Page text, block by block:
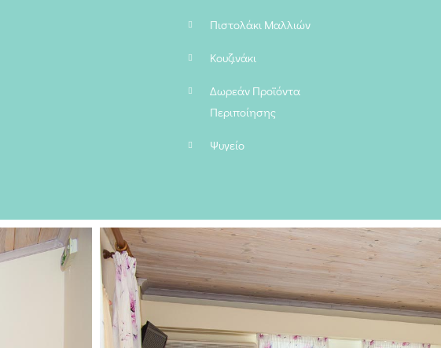
Πιστολάκι Μαλλιών
Κουζινάκι
Δωρεάν Προϊόντα
Περιποίησης
Ψυγείο